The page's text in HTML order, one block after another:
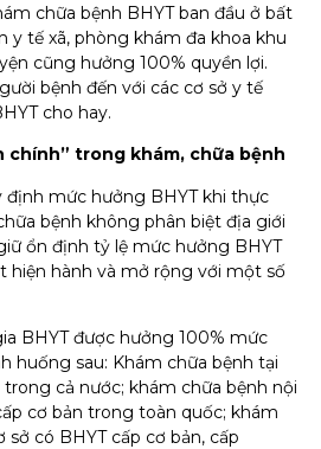
chữa bệnh BHYT ban đầu ở bất
y tế xã, phòng khám đa khoa khu
cũng hưởng 100% quyền lợi.
bệnh đến với các cơ sở y tế
cho hay.
chính” trong khám, chữa bệnh
định mức hưởng BHYT khi thực
bệnh không phân biệt địa giới
ổn định tỷ lệ mức hưởng BHYT
hiện hành và mở rộng với một số
BHYT được hưởng 100% mức
huống sau: Khám chữa bệnh tại
cả nước; khám chữa bệnh nội
cơ bản trong toàn quốc; khám
có BHYT cấp cơ bản, cấp